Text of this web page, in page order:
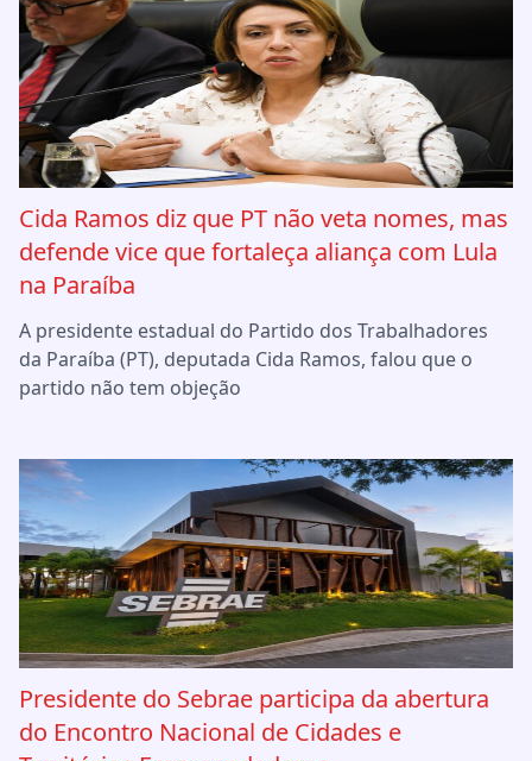
Cida Ramos diz que PT não veta nomes, mas
defende vice que fortaleça aliança com Lula
na Paraíba
A presidente estadual do Partido dos Trabalhadores
da Paraíba (PT), deputada Cida Ramos, falou que o
partido não tem objeção
Presidente do Sebrae participa da abertura
do Encontro Nacional de Cidades e